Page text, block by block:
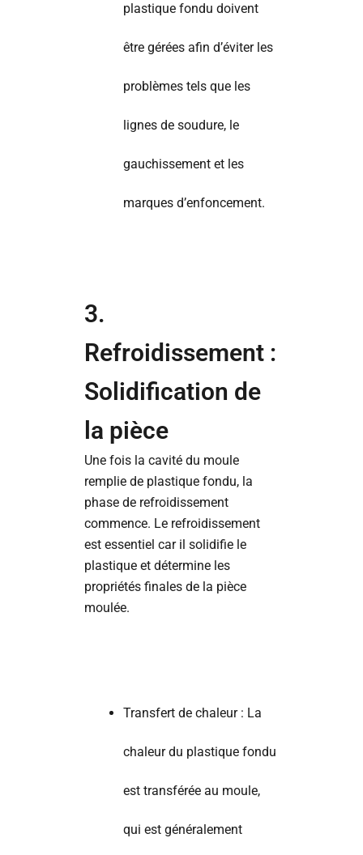
plastique fondu doivent
être gérées afin d’éviter les
problèmes tels que les
lignes de soudure, le
gauchissement et les
marques d’enfoncement.
3.
Refroidissement :
Solidification de
la pièce
Une fois la cavité du moule
remplie de plastique fondu, la
phase de refroidissement
commence. Le refroidissement
est essentiel car il solidifie le
plastique et détermine les
propriétés finales de la pièce
moulée.
Transfert de chaleur : La
chaleur du plastique fondu
est transférée au moule,
qui est généralement